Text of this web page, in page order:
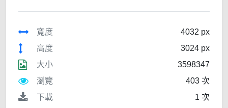
寬度
4032 px
高度
3024 px
大小
3598347
瀏覽
403 次
下載
1 次